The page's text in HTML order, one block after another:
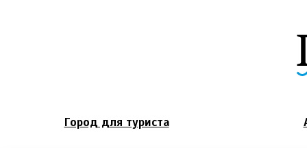
Город для туриста